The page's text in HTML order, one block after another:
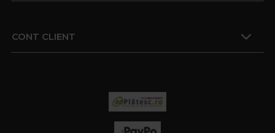
CONT CLIENT